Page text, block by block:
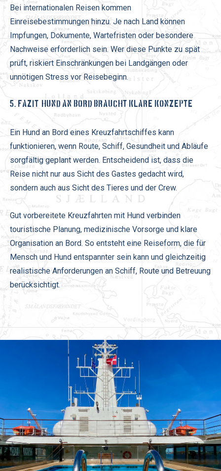
Bei internationalen Reisen kommen
Einreisebestimmungen hinzu. Je nach Land können
Impfungen, Dokumente, Wartefristen oder besondere
Nachweise erforderlich sein. Wer diese Punkte zu spät
prüft, riskiert Einschränkungen bei Landgängen oder
unnötigen Stress vor Reisebeginn.
5. FAZIT: HUND AN BORD BRAUCHT KLARE KONZEPTE
Ein Hund an Bord eines Kreuzfahrtschiffes kann
funktionieren, wenn Route, Schiff, Gesundheit und Abläufe
sorgfältig geplant werden. Entscheidend ist, dass die
Reise nicht nur aus Sicht des Gastes gedacht wird,
sondern auch aus Sicht des Tieres und der Crew.
Gut vorbereitete Kreuzfahrten mit Hund verbinden
touristische Planung, medizinische Vorsorge und klare
Organisation an Bord. So entsteht eine Reiseform, die für
Mensch und Hund entspannter sein kann und gleichzeitig
realistische Anforderungen an Schiff, Route und Betreuung
berücksichtigt.